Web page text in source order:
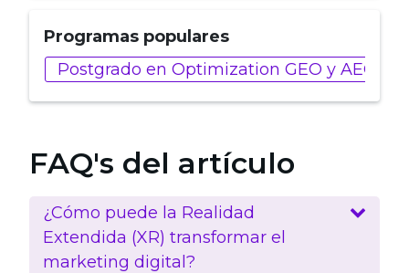
Programas populares
Postgrado en Optimization GEO y AEO
FAQ's del artículo
¿Cómo puede la Realidad
Extendida (XR) transformar el
marketing digital?